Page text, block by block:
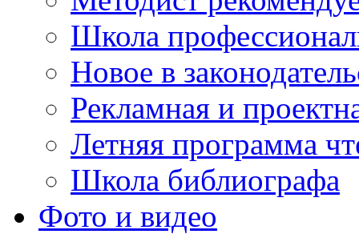
Школа
Новое в
Рекламная и
Летняя программа
Школа библиографа
Фото и видео